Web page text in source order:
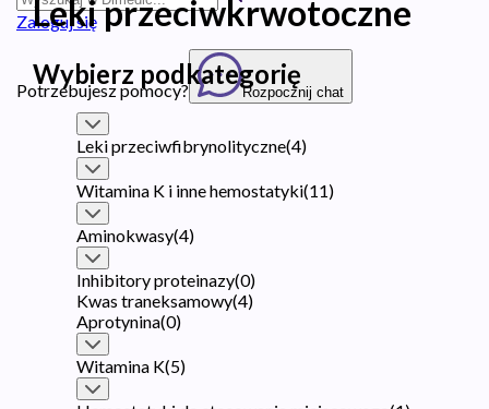
Zaloguj się
Potrzebujesz pomocy? Rozpocznij chat
Leki przeciwkrwotoczne
Wybierz podkategorię
Leki przeciwfibrynolityczne(4)
Witamina K i inne hemostatyki(11)
Aminokwasy(4)
Inhibitory proteinazy(0)
Kwas traneksamowy(4)
Aprotynina(0)
Witamina K(5)